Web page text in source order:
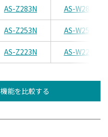
AS-Z283N AS-W283N
AS-Z253N AS-W253N
AS-Z223N AS-W223N
能を比較する